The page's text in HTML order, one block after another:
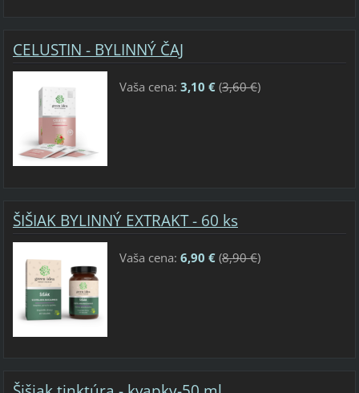
CELUSTIN - BYLINNÝ ČAJ
Vaša cena: 3,10 €(3,60 €)
ŠIŠIAK BYLINNÝ EXTRAKT - 60 ks
Vaša cena: 6,90 €(8,90 €)